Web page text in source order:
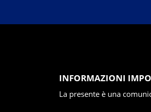
INFORMAZIONI
La presente è una